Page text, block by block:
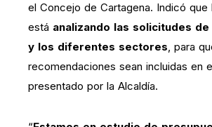
el Concejo de Cartagena. Indicó que
está analizando las solicitudes de
y los diferentes sectores, para
recomendaciones sean incluidas en
presentado por la Alcaldía.